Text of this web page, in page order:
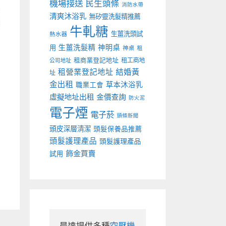
機場接送 民生頭條 消防水帶
清爽沐浴乳 無矽靈洗髮精推薦
熱水器 牛軋糖 生薑洗頭試
用 生薑洗髮精 神明桌 神桌 租
公司地址 租商業登記地址 租工商地
址 租營業登記地址 結婚黃
金出租 職業工會 草本沐浴乳
虛擬地址出租 金價查詢 防火泥
電子煙 電子菸 頭條新聞
頭皮深層清潔 頭髮保養品推薦
頭髮護理產品 頭髮護理產品
試用 飾金買賣